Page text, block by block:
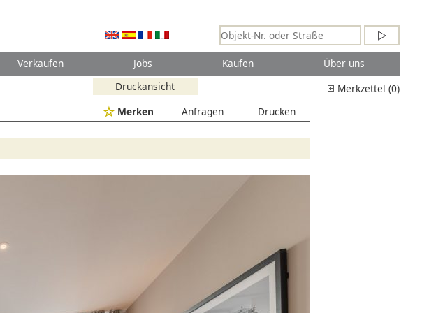
Verkaufen Jobs Kaufen
Über uns
Merkzettel (0)
Druckansicht
Drucken
Anfragen
Merken